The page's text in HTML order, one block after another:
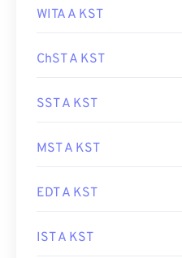
WITA A KST
ChST A KST
SST A KST
MST A KST
EDT A KST
IST A KST